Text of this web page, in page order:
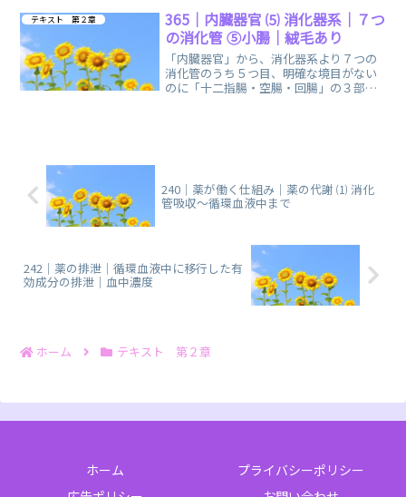
テキスト 第２章
365｜内臓器官 ⑸ 消化器系｜７つ
の消化管 ⑤小腸｜絨毛あり
「内臓器官」から、消化器系より７つの
消化管のうち５つ目、明確な境目がない
のに「十二指腸・空腸・回腸」の３部分
240｜薬が働く仕組み｜薬の代謝 ⑴ 消化
管吸収～循環血液中まで
242｜薬の排泄｜循環血液中に移行した有
効成分の排泄｜血中濃度
ホーム テキスト 第２章
ホーム
プライバシーポリシー